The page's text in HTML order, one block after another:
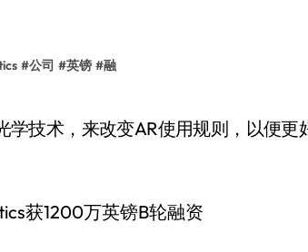
#公司 #英镑 #融